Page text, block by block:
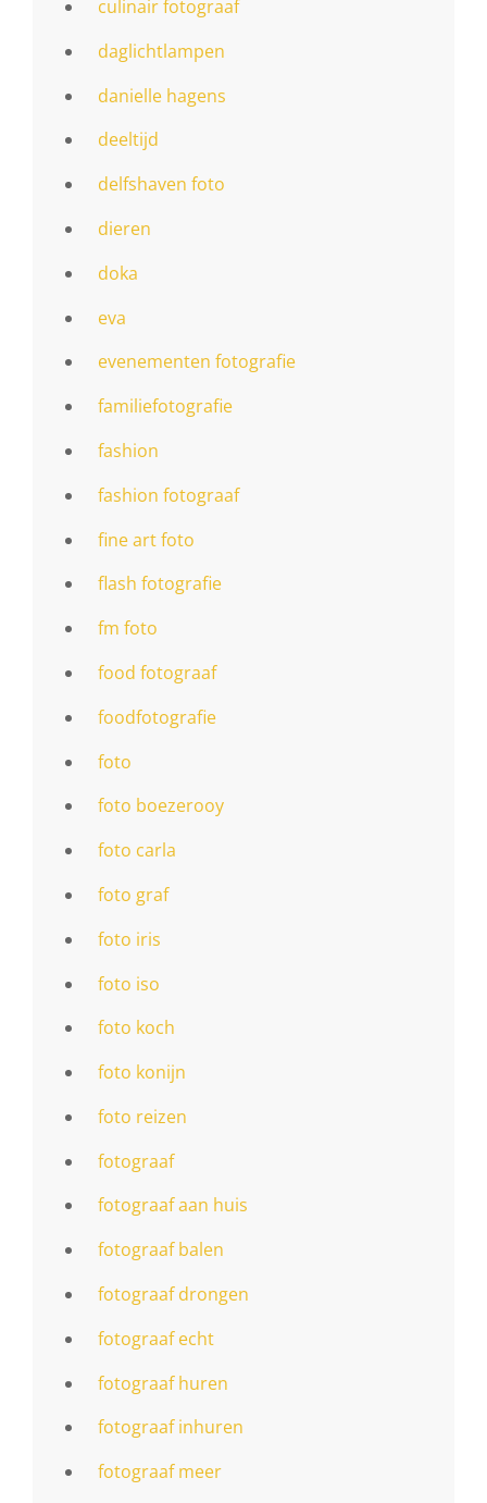
culinair fotograaf
daglichtlampen
danielle hagens
deeltijd
delfshaven foto
dieren
doka
eva
evenementen fotografie
familiefotografie
fashion
fashion fotograaf
fine art foto
flash fotografie
fm foto
food fotograaf
foodfotografie
foto
foto boezerooy
foto carla
foto graf
foto iris
foto iso
foto koch
foto konijn
foto reizen
fotograaf
fotograaf aan huis
fotograaf balen
fotograaf drongen
fotograaf echt
fotograaf huren
fotograaf inhuren
fotograaf meer